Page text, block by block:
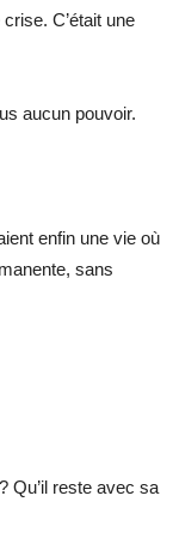
C’était une
aucun pouvoir.
enfin une vie où
sans
Qu’il reste avec sa